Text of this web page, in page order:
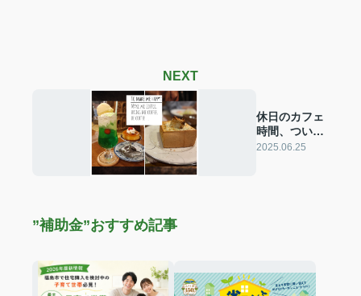
NEXT
休日のカフェ
時間、ついで
に物件も推し
2025.06.25
”補助金”おすすめ記事